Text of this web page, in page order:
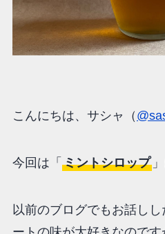
こんにちは、サシャ（
今回は「 ミントシロップ
以前のブログでもお話し